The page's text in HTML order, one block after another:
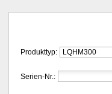
Produkttyp:
Serien-Nr.: